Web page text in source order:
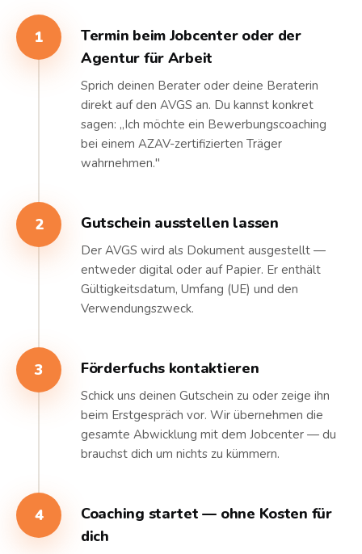
1
Termin beim Jobcenter oder der
Agentur für Arbeit
Sprich deinen Berater oder deine Beraterin
direkt auf den AVGS an. Du kannst konkret
sagen: „Ich möchte ein Bewerbungscoaching
bei einem AZAV-zertifizierten Träger
wahrnehmen."
2 Gutschein ausstellen lassen
Der AVGS wird als Dokument ausgestellt —
entweder digital oder auf Papier. Er enthält
Gültigkeitsdatum, Umfang (UE) und den
Verwendungszweck.
3 Förderfuchs kontaktieren
Schick uns deinen Gutschein zu oder zeige ihn
beim Erstgespräch vor. Wir übernehmen die
gesamte Abwicklung mit dem Jobcenter — du
brauchst dich um nichts zu kümmern.
4
Coaching startet — ohne Kosten für
dich